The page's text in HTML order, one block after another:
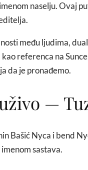
naselju. Ovaj
među ljudima,
referenca na
da je pronađemo.
—
Bašić Nyca i bend
sastava.